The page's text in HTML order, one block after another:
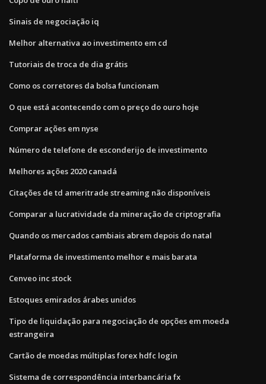
Sinais de negociação iq
Melhor alternativa ao investimento em cd
Tutoriais de troca de dia grátis
Como os corretores da bolsa funcionam
O que está acontecendo com o preço do ouro hoje
Comprar ações em nyse
Número de telefone de esconderijo de investimento
Melhores ações 2020 canadá
Citações de td ameritrade streaming não disponíveis
Comparar a lucratividade da mineração de criptografia
Quando os mercados cambiais abrem depois do natal
Plataforma de investimento melhor e mais barata
Cenveo inc stock
Estoques emirados árabes unidos
Tipo de liquidação para negociação de opções em moeda
estrangeira
Cartão de moedas múltiplas forex hdfc login
Sistema de correspondência interbancária fx